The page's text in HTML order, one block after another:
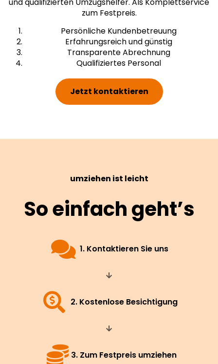
und qualifizierten Umzugshelfer. Als Komplettservice
zum Festpreis.
Persönliche Kundenbetreuung
Erfahrungsreich und günstig
Transparente Abrechnung
Qualifiziertes Personal
Jetzt kontaktieren
umziehen ist leicht
So einfach geht’s
1. Kontaktieren Sie uns
2. Kostenlose Besichtigung
3. Zum Festpreis umziehen